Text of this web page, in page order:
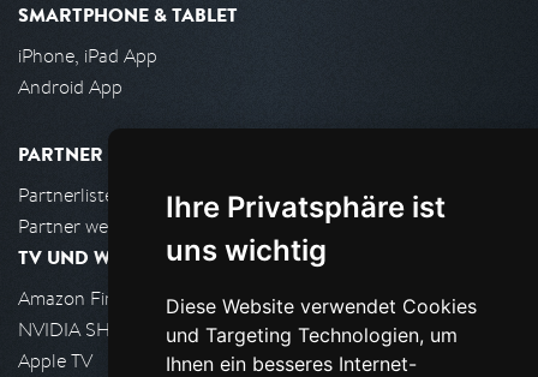
Ihre Privatsphäre ist
uns wichtig
Diese Website verwendet Cookies
und Targeting Technologien, um
Ihnen ein besseres Internet-
SMARTPHONE & TABLET
iPhone, iPad App
Android App
PARTNER
Partnerliste
Partner werden
TV UND WOHNZIMMER
Amazon FireTV
NVIDIA SHIELD, Google TV
Apple TV